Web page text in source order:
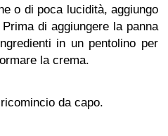
o di poca lucidità, aggiungo
di aggiungere la panna
in un pentolino per
la crema.
da capo.